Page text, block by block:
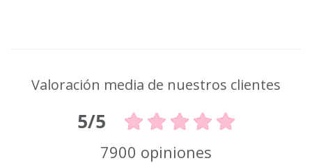
Valoración media de nuestros clientes
5/5
7900 opiniones